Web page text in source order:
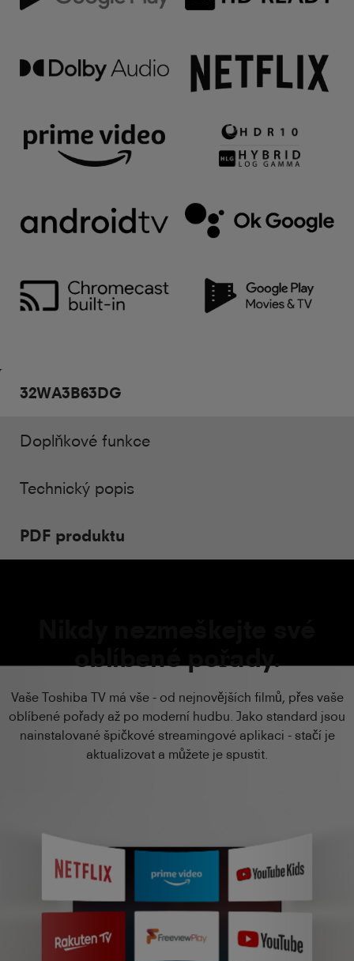
32WA3B63DG
Doplňkové funkce
Technický popis
PDF produktu
oblíbené pořady.
Vaše Toshiba TV má vše - od nejnovějších filmů, přes vaše
oblíbené pořady až po moderní hudbu. Jako standard jsou
nainstalované špičkové streamingové aplikaci - stačí je
aktualizovat a můžete je spustit.